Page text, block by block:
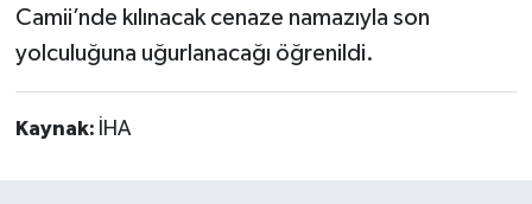
Camii’nde kılınacak cenaze namazıyla son
yolculuğuna uğurlanacağı öğrenildi.
Kaynak: İHA